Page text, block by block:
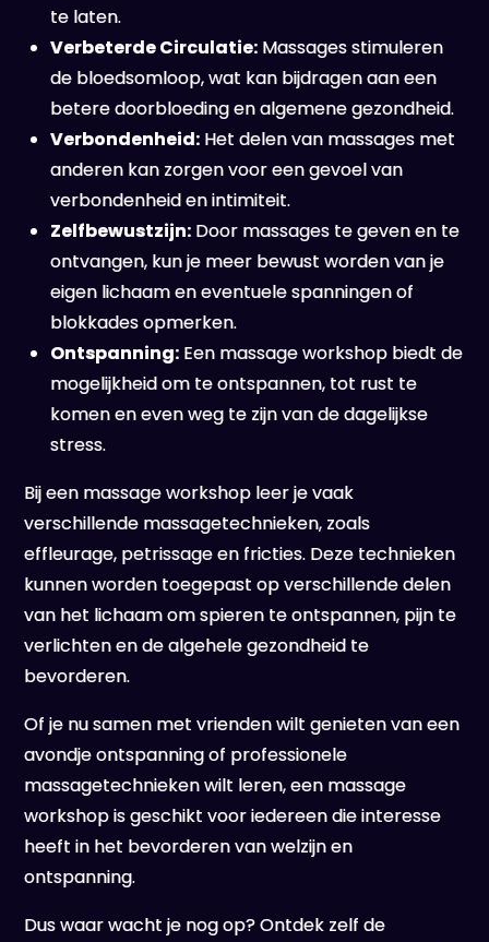
te laten.
Verbeterde Circulatie: Massages stimuleren
de bloedsomloop, wat kan bijdragen aan een
betere doorbloeding en algemene gezondheid.
Verbondenheid: Het delen van massages met
anderen kan zorgen voor een gevoel van
verbondenheid en intimiteit.
Zelfbewustzijn: Door massages te geven en te
ontvangen, kun je meer bewust worden van je
eigen lichaam en eventuele spanningen of
blokkades opmerken.
Ontspanning: Een massage workshop biedt de
mogelijkheid om te ontspannen, tot rust te
komen en even weg te zijn van de dagelijkse
stress.
Bij een massage workshop leer je vaak
verschillende massagetechnieken, zoals
effleurage, petrissage en fricties. Deze technieken
kunnen worden toegepast op verschillende delen
van het lichaam om spieren te ontspannen, pijn te
verlichten en de algehele gezondheid te
bevorderen.
Of je nu samen met vrienden wilt genieten van een
avondje ontspanning of professionele
massagetechnieken wilt leren, een massage
workshop is geschikt voor iedereen die interesse
heeft in het bevorderen van welzijn en
ontspanning.
Dus waar wacht je nog op? Ontdek zelf de